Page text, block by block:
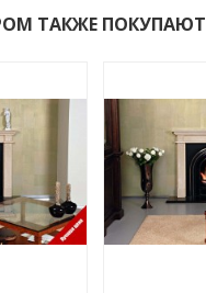
ТАКЖЕ ПОКУПАЮТ